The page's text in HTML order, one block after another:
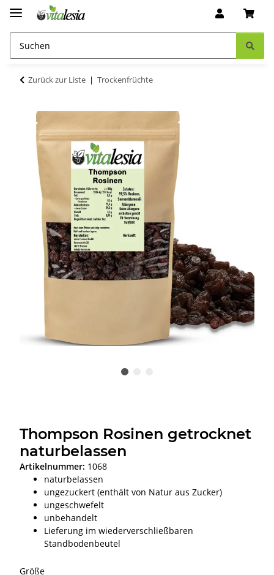
Zurück zur Liste Trockenfrüchte
Thompson Rosinen getrocknet
naturbelassen
Artikelnummer: 1068
naturbelassen
ungezuckert (enthält von Natur aus Zucker)
ungeschwefelt
unbehandelt
Lieferung im wiederverschließbaren
Standbodenbeutel
Größe